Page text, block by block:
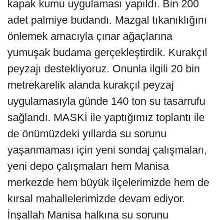
kapak kumu uygulaması yapıldı. Bin 200
adet palmiye budandı. Mazgal tıkanıklığını
önlemek amacıyla çınar ağaçlarına
yumuşak budama gerçekleştirdik. Kurakçıl
peyzajı destekliyoruz. Onunla ilgili 20 bin
metrekarelik alanda kurakçıl peyzaj
uygulamasıyla günde 140 ton su tasarrufu
sağlandı. MASKİ ile yaptığımız toplantı ile
de önümüzdeki yıllarda su sorunu
yaşanmaması için yeni sondaj çalışmaları,
yeni depo çalışmaları hem Manisa
merkezde hem büyük ilçelerimizde hem de
kırsal mahallelerimizde devam ediyor.
İnşallah Manisa halkına su sorunu